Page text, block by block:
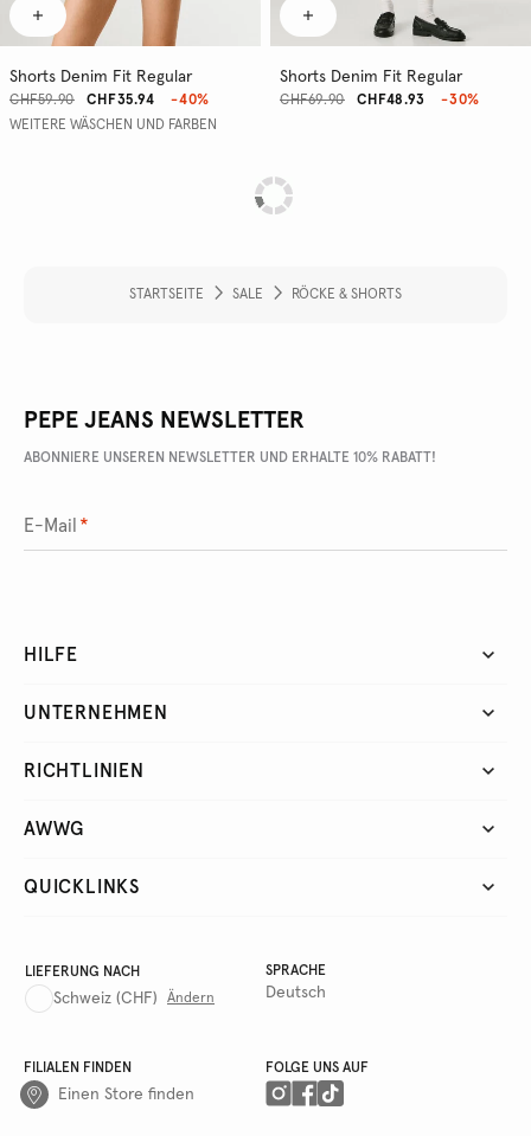
Shorts Denim Fit Regular
CHF35.94
CHF59.90
-40%
WEITERE WÄSCHEN UND FARBEN
Shorts Denim Fit Regular
CHF48.93
CHF69.90 -30%
STARTSEITE SALE RÖCKE & SHORTS
PEPE JEANS NEWSLETTER
ABONNIERE UNSEREN NEWSLETTER UND ERHALTE 10% RABATT!
E-Mail *
HILFE
UNTERNEHMEN
RICHTLINIEN
AWWG
QUICKLINKS
LIEFERUNG NACH
Schweiz (CHF) Ändern
SPRACHE
Deutsch
FILIALEN FINDEN
Einen Store finden
FOLGE UNS AUF